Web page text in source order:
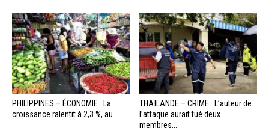
PHILIPPINES – ÉCONOMIE : La
croissance ralentit à 2,3 %, au...
THAÏLANDE – CRIME : L’auteur de
l’attaque aurait tué deux
membres...